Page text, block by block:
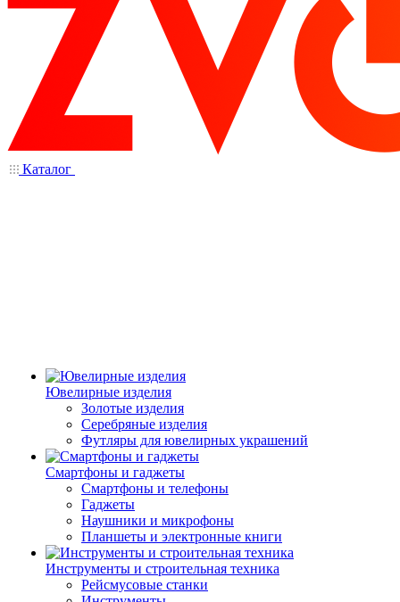
Каталог
Ювелирные изделия
Золотые изделия
Серебряные изделия
Футляры для ювелирных украшений
Смартфоны и гаджеты
Смартфоны и телефоны
Гаджеты
Наушники и микрофоны
Планшеты и электронные книги
Инструменты и строительная техника
Рейсмусовые станки